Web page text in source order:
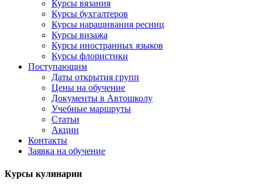
Курсы вязания
Курсы бухгалтеров
Курсы наращивания ресниц
Курсы визажа
Курсы иностранных языков
Курсы флористики
Поступающим
Даты открытия групп
Цены на обучение
Документы в Автошколу
Учебные маршруты
Статьи
Акции
Контакты
Заявка на обучение
Курсы кулинарии